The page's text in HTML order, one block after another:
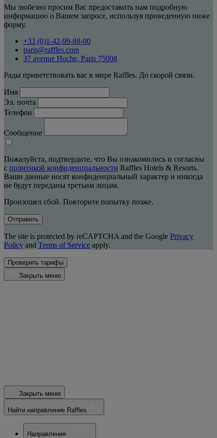
Мы любезно просим Вас предоставить нам подробную
информацию о Вашем запросе, используя приведенную ниже
форму.
+33 (0)1-42-99-88-00
paris@raffles.com
37 avenue Hoche, Paris 75008
Рады приветствовать вас в мире Raffles. До скорой связи.
Имя
Эл. почта
Телефон
Сообщение
Пожалуйста, подтвердите, что Вы ознакомились и согласны
с политикой конфиденциальности Raffles Hotels & Resorts.
Ваши данные носят конфиденциальный характер и никогда
не будут переданы третьим лицам.
Произошел сбой. Повторите попытку позже.
Отправить
The site is protected by reCAPTCHA and the Google Privacy
Policy and Terms of Service apply.
Проверить тарифы
Закрыть меню
Закрыть меню
Найти направление Raffles
Направления